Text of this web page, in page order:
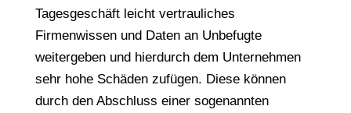
Tagesgeschäft leicht vertrauliches
Firmenwissen und Daten an Unbefugte
weitergeben und hierdurch dem Unternehmen
sehr hohe Schäden zufügen. Diese können
durch den Abschluss einer sogenannten